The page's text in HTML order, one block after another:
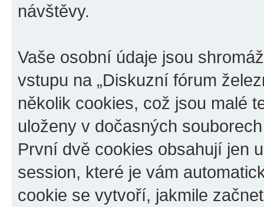
návštěvy.
Vaše osobní údaje jsou
vstupu na „Diskuzní fórum
několik cookies, což jsou malé
uloženy v dočasných
První dvě cookies obsahují jen
session, které je vám
cookie se vytvoří, jakmile